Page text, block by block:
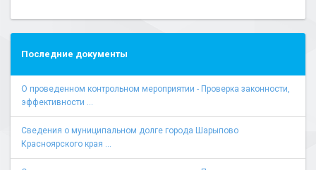
Последние документы
О проведенном контрольном мероприятии - Проверка законности,
эффективности ...
Сведения о муниципальном долге города Шарыпово
Красноярского края ...